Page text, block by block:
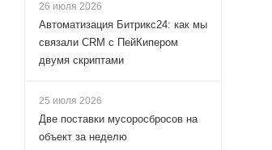
26 июля 2026
Автоматизация Битрикс24: как мы
связали CRM с ПейКипером
двумя скриптами
25 июля 2026
Две поставки мусоросбросов на
объект за неделю